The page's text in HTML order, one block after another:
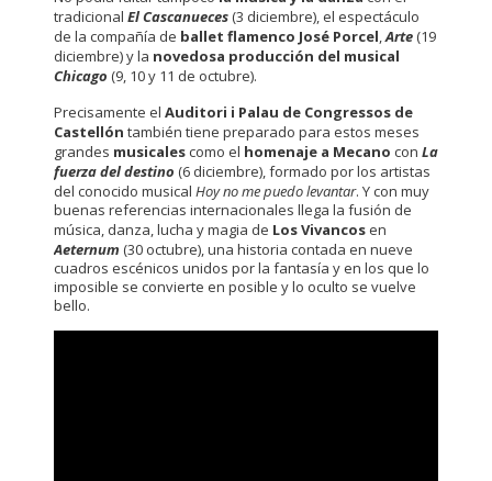
tradicional El Cascanueces (3 diciembre), el espectáculo
de la compañía de ballet flamenco José Porcel,Arte (19
diciembre) y la novedosa producción del musical
Chicago (9, 10 y 11 de octubre).
Precisamente el Auditori i Palau de Congressos de
Castellón también tiene preparado para estos meses
grandes musicalescomo el homenaje a Mecano con La
fuerza del destino (6 diciembre), formado por los artistas
del conocido musical Hoy no me puedo levantar. Y con muy
buenas referencias internacionales llega la fusión de
música, danza, lucha y magia de Los Vivancos en
Aeternum (30 octubre), una historia contada en nueve
cuadros escénicos unidos por la fantasía y en los que lo
imposible se convierte en posible y lo oculto se vuelve
bello.